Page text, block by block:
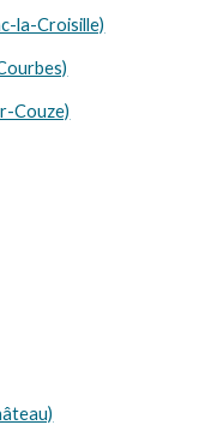
la-Croisille)
Couze)